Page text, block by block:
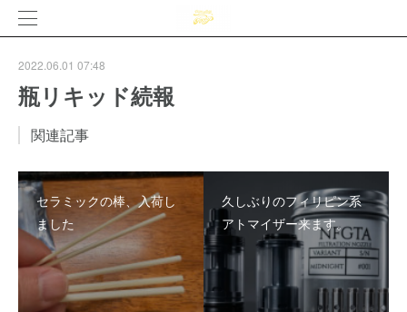
2022.06.01 07:48
瓶リキッド続報
関連記事
セラミックの棒、入荷し
ました
久しぶりのフィリピン系
アトマイザー来ます。